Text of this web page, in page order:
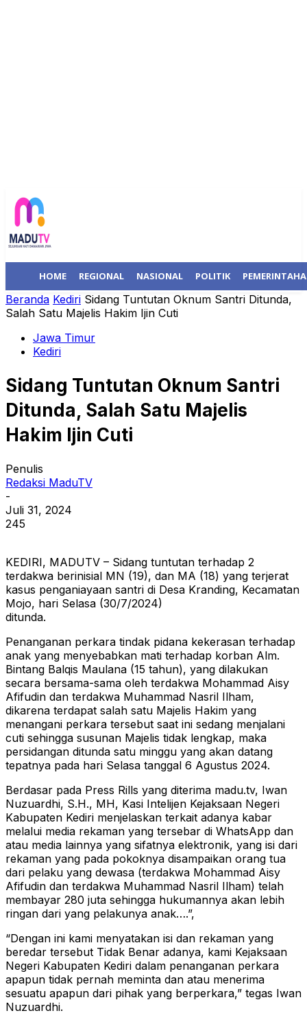
HOME REGIONAL NASIONAL POLITIK
Beranda Kediri Sidang Tuntutan Oknum Santri Ditunda,
Salah Satu Majelis Hakim Ijin Cuti
Jawa Timur
Kediri
Sidang Tuntutan Oknum Santri
Ditunda, Salah Satu Majelis
Hakim Ijin Cuti
Penulis
Redaksi MaduTV
-
Juli 31, 2024
245
KEDIRI, MADUTV – Sidang tuntutan terhadap 2
terdakwa berinisial MN (19), dan MA (18) yang terjerat
kasus penganiayaan santri di Desa Kranding, Kecamatan
Mojo, hari Selasa (30/7/2024)
ditunda.
Penanganan perkara tindak pidana kekerasan terhadap
anak yang menyebabkan mati terhadap korban Alm.
Bintang Balqis Maulana (15 tahun), yang dilakukan
secara bersama-sama oleh terdakwa Mohammad Aisy
Afifudin dan terdakwa Muhammad Nasril Ilham,
dikarena terdapat salah satu Majelis Hakim yang
menangani perkara tersebut saat ini sedang menjalani
cuti sehingga susunan Majelis tidak lengkap, maka
persidangan ditunda satu minggu yang akan datang
tepatnya pada hari Selasa tanggal 6 Agustus 2024.
Berdasar pada Press Rills yang diterima madu.tv, Iwan
Nuzuardhi, S.H., MH, Kasi Intelijen Kejaksaan Negeri
Kabupaten Kediri menjelaskan terkait adanya kabar
melalui media rekaman yang tersebar di WhatsApp dan
atau media lainnya yang sifatnya elektronik, yang isi dari
rekaman yang pada pokoknya disampaikan orang tua
dari pelaku yang dewasa (terdakwa Mohammad Aisy
Afifudin dan terdakwa Muhammad Nasril Ilham) telah
membayar 280 juta sehingga hukumannya akan lebih
ringan dari yang pelakunya anak….”,
“Dengan ini kami menyatakan isi dan rekaman yang
beredar tersebut Tidak Benar adanya, kami Kejaksaan
Negeri Kabupaten Kediri dalam penanganan perkara
apapun tidak pernah meminta dan atau menerima
sesuatu apapun dari pihak yang berperkara,” tegas Iwan
Nuzuardhi.